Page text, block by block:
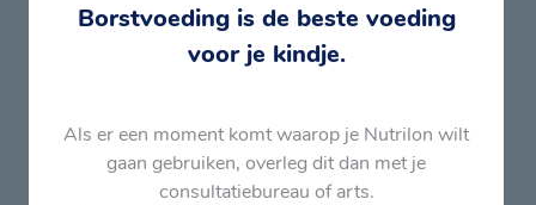
Borstvoeding is de beste voeding
voor je kindje.
Als er een moment komt waarop je Nutrilon wilt
gaan gebruiken, overleg dit dan met je
consultatiebureau of arts.